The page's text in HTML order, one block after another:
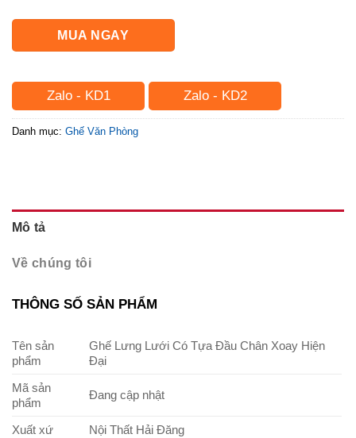
MUA NGAY
Zalo - KD1 Zalo - KD2
Danh mục: Ghế Văn Phòng
Mô tả
Về chúng tôi
THÔNG SỐ SẢN PHẨM
Tên sản
phẩm
Ghế Lưng Lưới Có Tựa Đầu Chân Xoay Hiện
Đại
Mã sản
phẩm
Đang cập nhật
Xuất xứ
Nội Thất Hải Đăng